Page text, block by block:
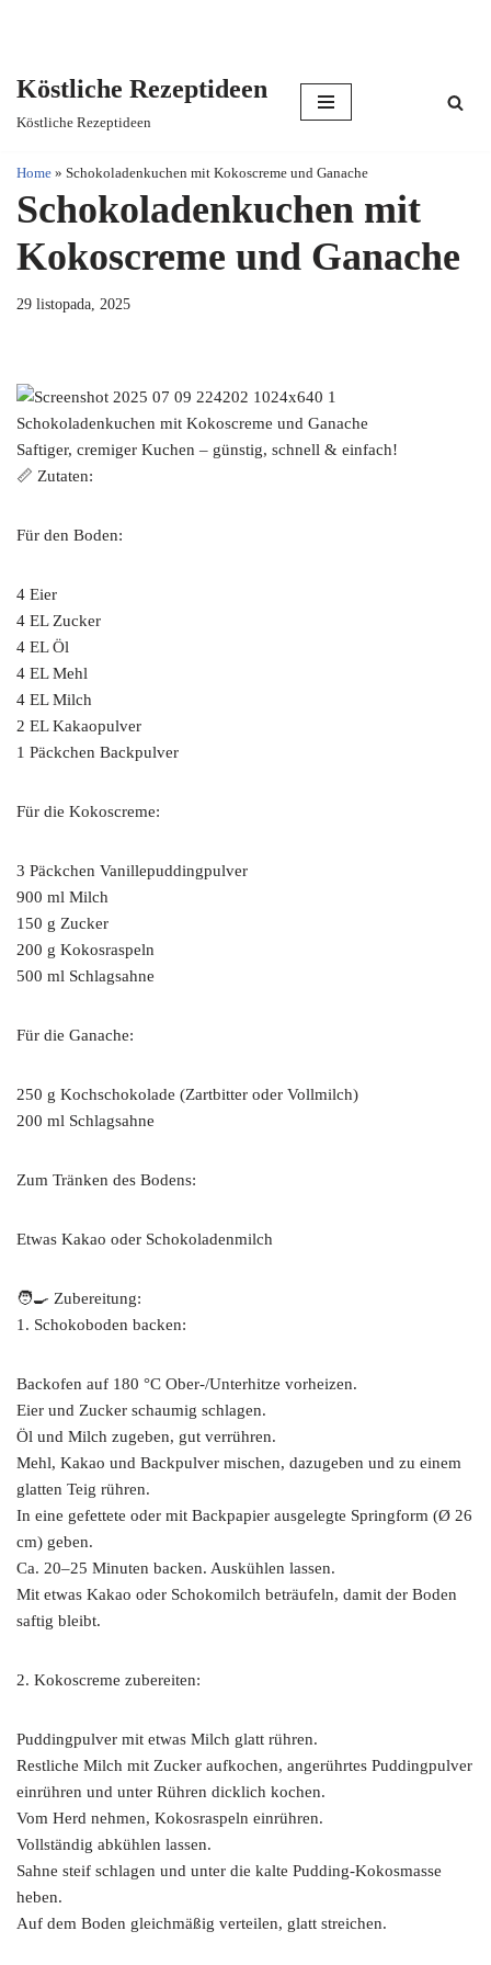
content
Köstliche Rezeptideen
Köstliche Rezeptideen
Home » Schokoladenkuchen mit Kokoscreme und Ganache
Schokoladenkuchen mit
Kokoscreme und Ganache
29 listopada, 2025
Schokoladenkuchen mit Kokoscreme und Ganache
Saftiger, cremiger Kuchen – günstig, schnell & einfach!
📏 Zutaten:
Für den Boden:
4 Eier
4 EL Zucker
4 EL Öl
4 EL Mehl
4 EL Milch
2 EL Kakaopulver
1 Päckchen Backpulver
Für die Kokoscreme:
3 Päckchen Vanillepuddingpulver
900 ml Milch
150 g Zucker
200 g Kokosraspeln
500 ml Schlagsahne
Für die Ganache:
250 g Kochschokolade (Zartbitter oder Vollmilch)
200 ml Schlagsahne
Zum Tränken des Bodens:
Etwas Kakao oder Schokoladenmilch
🧑‍🍳 Zubereitung:
1. Schokoboden backen:
Backofen auf 180 °C Ober-/Unterhitze vorheizen.
Eier und Zucker schaumig schlagen.
Öl und Milch zugeben, gut verrühren.
Mehl, Kakao und Backpulver mischen, dazugeben und zu einem
glatten Teig rühren.
In eine gefettete oder mit Backpapier ausgelegte Springform (Ø 26
cm) geben.
Ca. 20–25 Minuten backen. Auskühlen lassen.
Mit etwas Kakao oder Schokomilch beträufeln, damit der Boden
saftig bleibt.
2. Kokoscreme zubereiten:
Puddingpulver mit etwas Milch glatt rühren.
Restliche Milch mit Zucker aufkochen, angerührtes Puddingpulver
einrühren und unter Rühren dicklich kochen.
Vom Herd nehmen, Kokosraspeln einrühren.
Vollständig abkühlen lassen.
Sahne steif schlagen und unter die kalte Pudding-Kokosmasse
heben.
Auf dem Boden gleichmäßig verteilen, glatt streichen.